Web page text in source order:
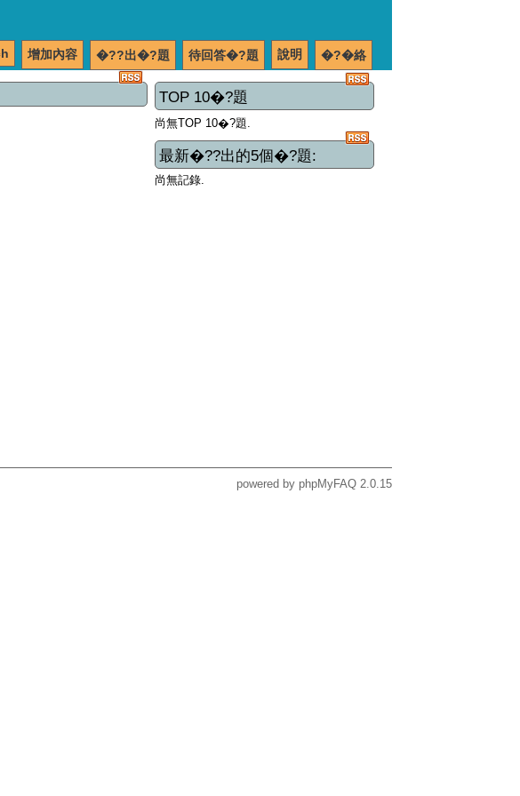
�?�絡
說明
待回答�?題
�??出�?題
增加內容
TOP 10�?題
尚無TOP 10�?題.
最新�??出的5個�?題:
尚無記錄.
powered by phpMyFAQ 2.0.15